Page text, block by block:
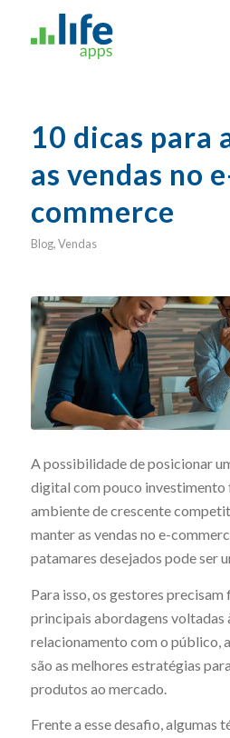
10 dicas para
as vendas no
commerce
Blog,Vendas
A possibilidade de posicionar
digital com pouco investimento
ambiente de crescente
manter as vendas no e-
patamares desejados pode ser
Para isso, os gestores precisam
principais abordagens voltadas
relacionamento com o público,
são as melhores estratégias
produtos ao mercado.
Frente a esse desafio, algumas